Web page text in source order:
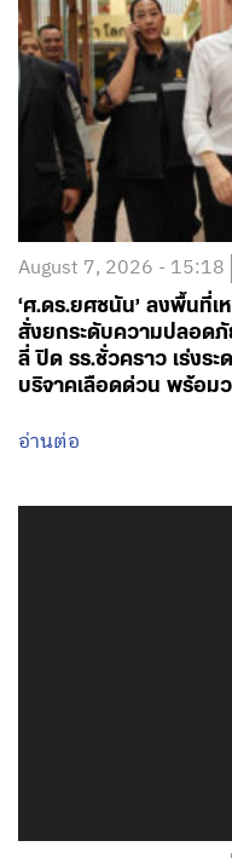
August 7, 2026 - 15:18
‘ศ.ดร.ยศชนัน’ ลงพื้นที่
สั่งยกระดับความปลอด
ลี่ ปิด รร.ชั่วคราว เร่งร
บริจาคเลือดด่วน พร้อม
อ่านต่อ